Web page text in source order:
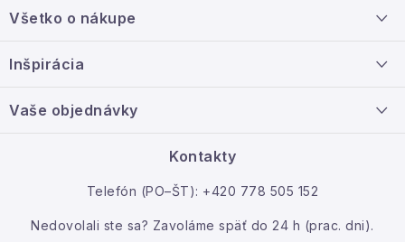
p
ä
Všetko o nákupe
Veľkoobchodná spolupráca
Inšpirácia
Vaše objednávky
Kontakty
Telefón (PO–ŠT): +420 778 505 152
Nedovolali ste sa? Zavoláme späť do 24 h (prac. dni).